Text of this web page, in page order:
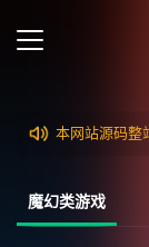
本网站源码整
魔幻类游戏